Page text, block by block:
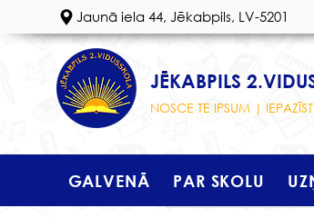
Jaunā iela 44, Jēkabpils, LV-5201
JĒKABPILS
NOSCE TE IPSUM |
GALVENĀ PAR SKOLU